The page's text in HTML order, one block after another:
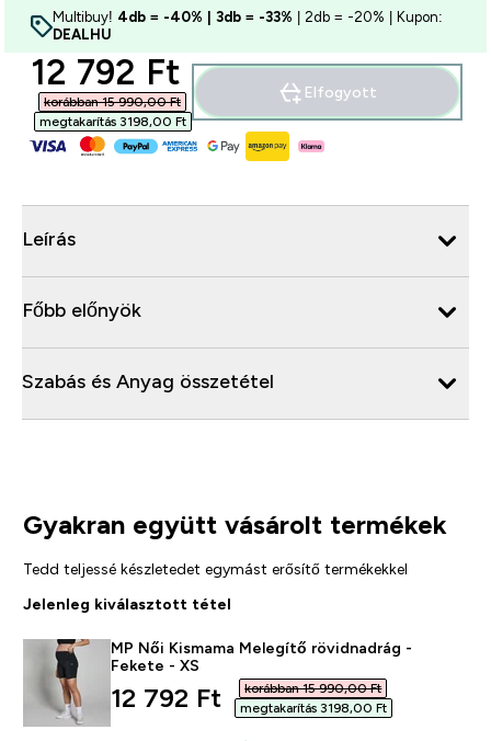
Multibuy! 4db = -40% | 3db = -33% | 2db = -20% | Kupon:
DEALHU
discounted price
12 792 Ft‎
korábban 15 990,00 Ft‎
megtakarítás 3198,00 Ft‎
Elfogyott
Leírás
Főbb előnyök
Szabás és Anyag összetétel
Gyakran együtt vásárolt termékek
Tedd teljessé készletedet egymást erősítő termékekkel
Jelenleg kiválasztott tétel
MP Női Kismama Melegítő rövidnadrág -
Fekete - XS
discounted price
12 792 Ft‎
korábban 15 990,00 Ft‎
megtakarítás 3198,00 Ft‎